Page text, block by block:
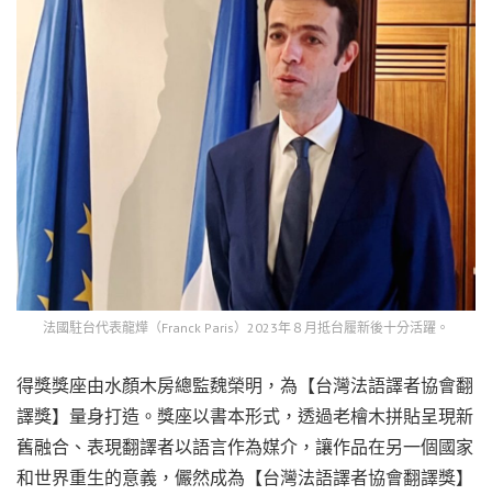
法國駐台代表龍燁（Franck Paris）2023年８月抵台履新後十分活躍。
得獎獎座由水顏木房總監魏榮明，為【台灣法語譯者協會翻
譯獎】量身打造。獎座以書本形式，透過老檜木拼貼呈現新
舊融合、表現翻譯者以語言作為媒介，讓作品在另一個國家
和世界重生的意義，儼然成為【台灣法語譯者協會翻譯獎】